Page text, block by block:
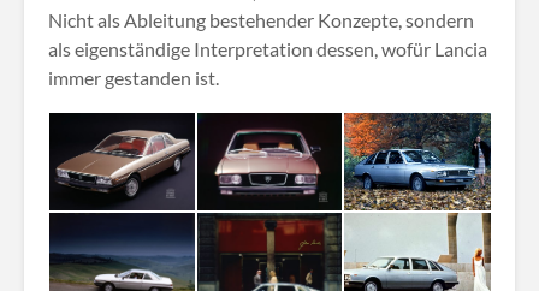
Nicht als Ableitung bestehender Konzepte, sondern
als eigenständige Interpretation dessen, wofür Lancia
immer gestanden ist.